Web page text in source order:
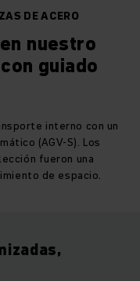
DE ACERO
nuestro
guiado
interno con un
(AGV-S). Los
fueron una
de espacio.